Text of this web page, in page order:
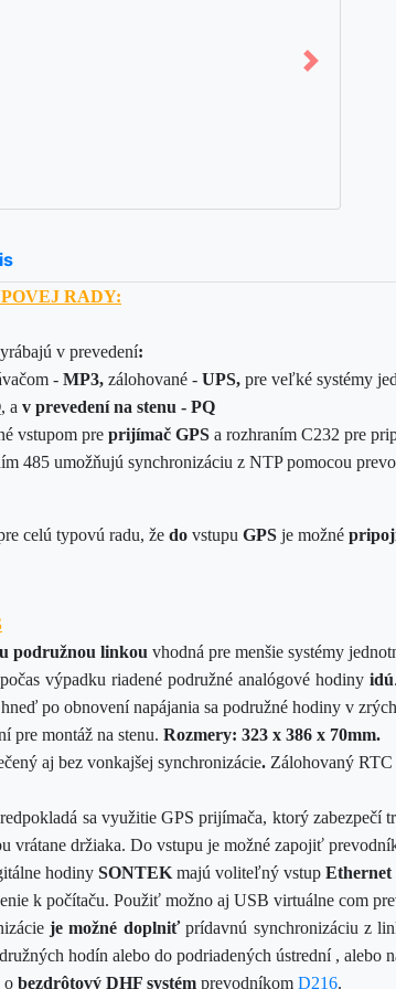
RADY:
v prevedení:
- MP3, zálohované - UPS, pre veľké systémy
, a v prevedení na stenu - PQ
vstupom pre prijímač GPS a rozhraním C232 pre
485 umožňujú synchronizáciu z NTP pomocou
celú typovú radu, že do vstupu GPS je možné
podružnou linkou vhodná pre menšie systémy
výpadku riadené podružné analógové hodiny idú
po obnovení napájania sa podružné hodiny v
pre montáž na stenu. Rozmery: 323 x 386 x 70mm.
aj bez vonkajšej synchronizácie. Zálohovaný RTC
sa využitie GPS prijímača, ktorý
vrátane držiaka. Do vstupu je možné zapojiť
hodiny SONTEK majú voliteľný vstup Ethernet
k počítaču. Použiť možno aj USB virtuálne com
je možné doplniťprídavnú synchronizáciu z
hodín alebo do podriadených ústrední , alebo
o bezdrôtový DHF systém prevodníkom D216.